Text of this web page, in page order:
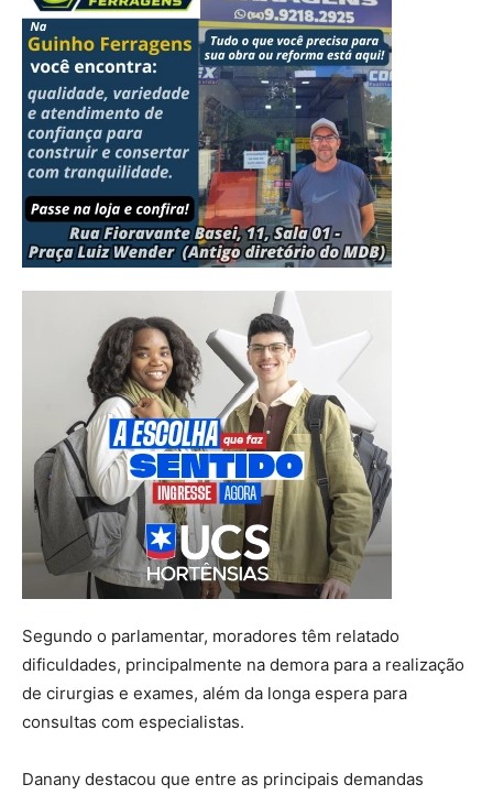
Segundo o parlamentar, moradores têm relatado
dificuldades, principalmente na demora para a realização
de cirurgias e exames, além da longa espera para
consultas com especialistas.
Danany destacou que entre as principais demandas